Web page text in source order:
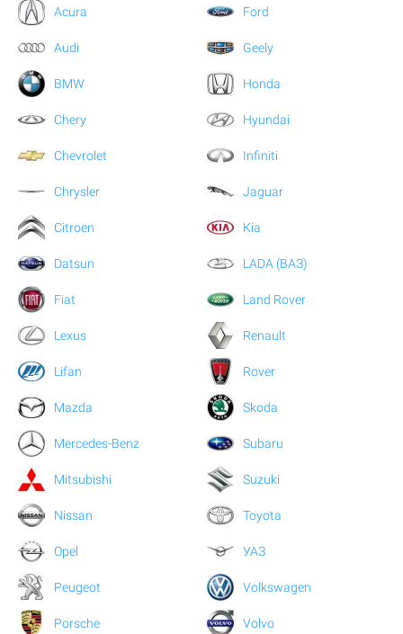
Acura
Audi
BMW
Chery
Chevrolet
Chrysler
Citroen
Datsun
Fiat
Ford
Geely
Honda
Hyundai
Infiniti
Jaguar
Kia
LADA (ВАЗ)
Land Rover
Lexus
Lifan
Mazda
Mercedes-Benz
Mitsubishi
Nissan
Opel
Peugeot
Porsche
Renault
Rover
Skoda
Subaru
Suzuki
Toyota
УАЗ
Volkswagen
Volvo